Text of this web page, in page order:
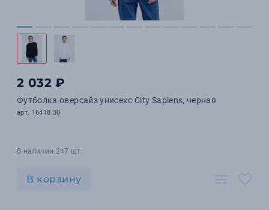
2 032 ₽
Футболка оверсайз унисекс City Sapiens, черная
арт. 16418.30
В наличии 247 шт.
В корзину